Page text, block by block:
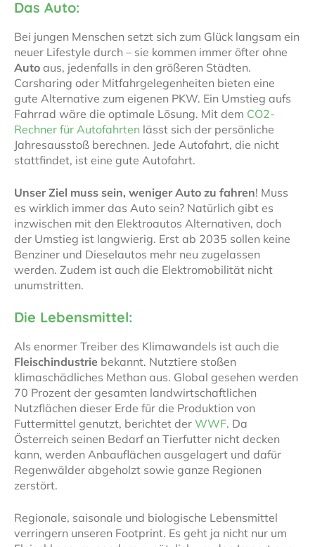
Das Auto:
Bei jungen Menschen setzt sich zum Glück langsam ein
neuer Lifestyle durch – sie kommen immer öfter ohne
Auto aus, jedenfalls in den größeren Städten.
Carsharing oder Mitfahrgelegenheiten bieten eine
gute Alternative zum eigenen PKW. Ein Umstieg aufs
Fahrrad wäre die optimale Lösung. Mit dem CO2-
Rechner für Autofahrten lässt sich der persönliche
Jahresausstoß berechnen. Jede Autofahrt, die nicht
stattfindet, ist eine gute Autofahrt.
Unser Ziel muss sein, weniger Auto zu fahren! Muss
es wirklich immer das Auto sein? Natürlich gibt es
inzwischen mit den Elektroautos Alternativen, doch
der Umstieg ist langwierig. Erst ab 2035 sollen keine
Benziner und Dieselautos mehr neu zugelassen
werden. Zudem ist auch die Elektromobilität nicht
unumstritten.
Die Lebensmittel:
Als enormer Treiber des Klimawandels ist auch die
Fleischindustrie bekannt. Nutztiere stoßen
klimaschädliches Methan aus. Global gesehen werden
70 Prozent der gesamten landwirtschaftlichen
Nutzflächen dieser Erde für die Produktion von
Futtermittel genutzt, berichtet der WWF. Da
Österreich seinen Bedarf an Tierfutter nicht decken
kann, werden Anbauflächen ausgelagert und dafür
Regenwälder abgeholzt sowie ganze Regionen
zerstört.
Regionale, saisonale und biologische Lebensmittel
verringern unseren Footprint. Es geht ja nicht nur um